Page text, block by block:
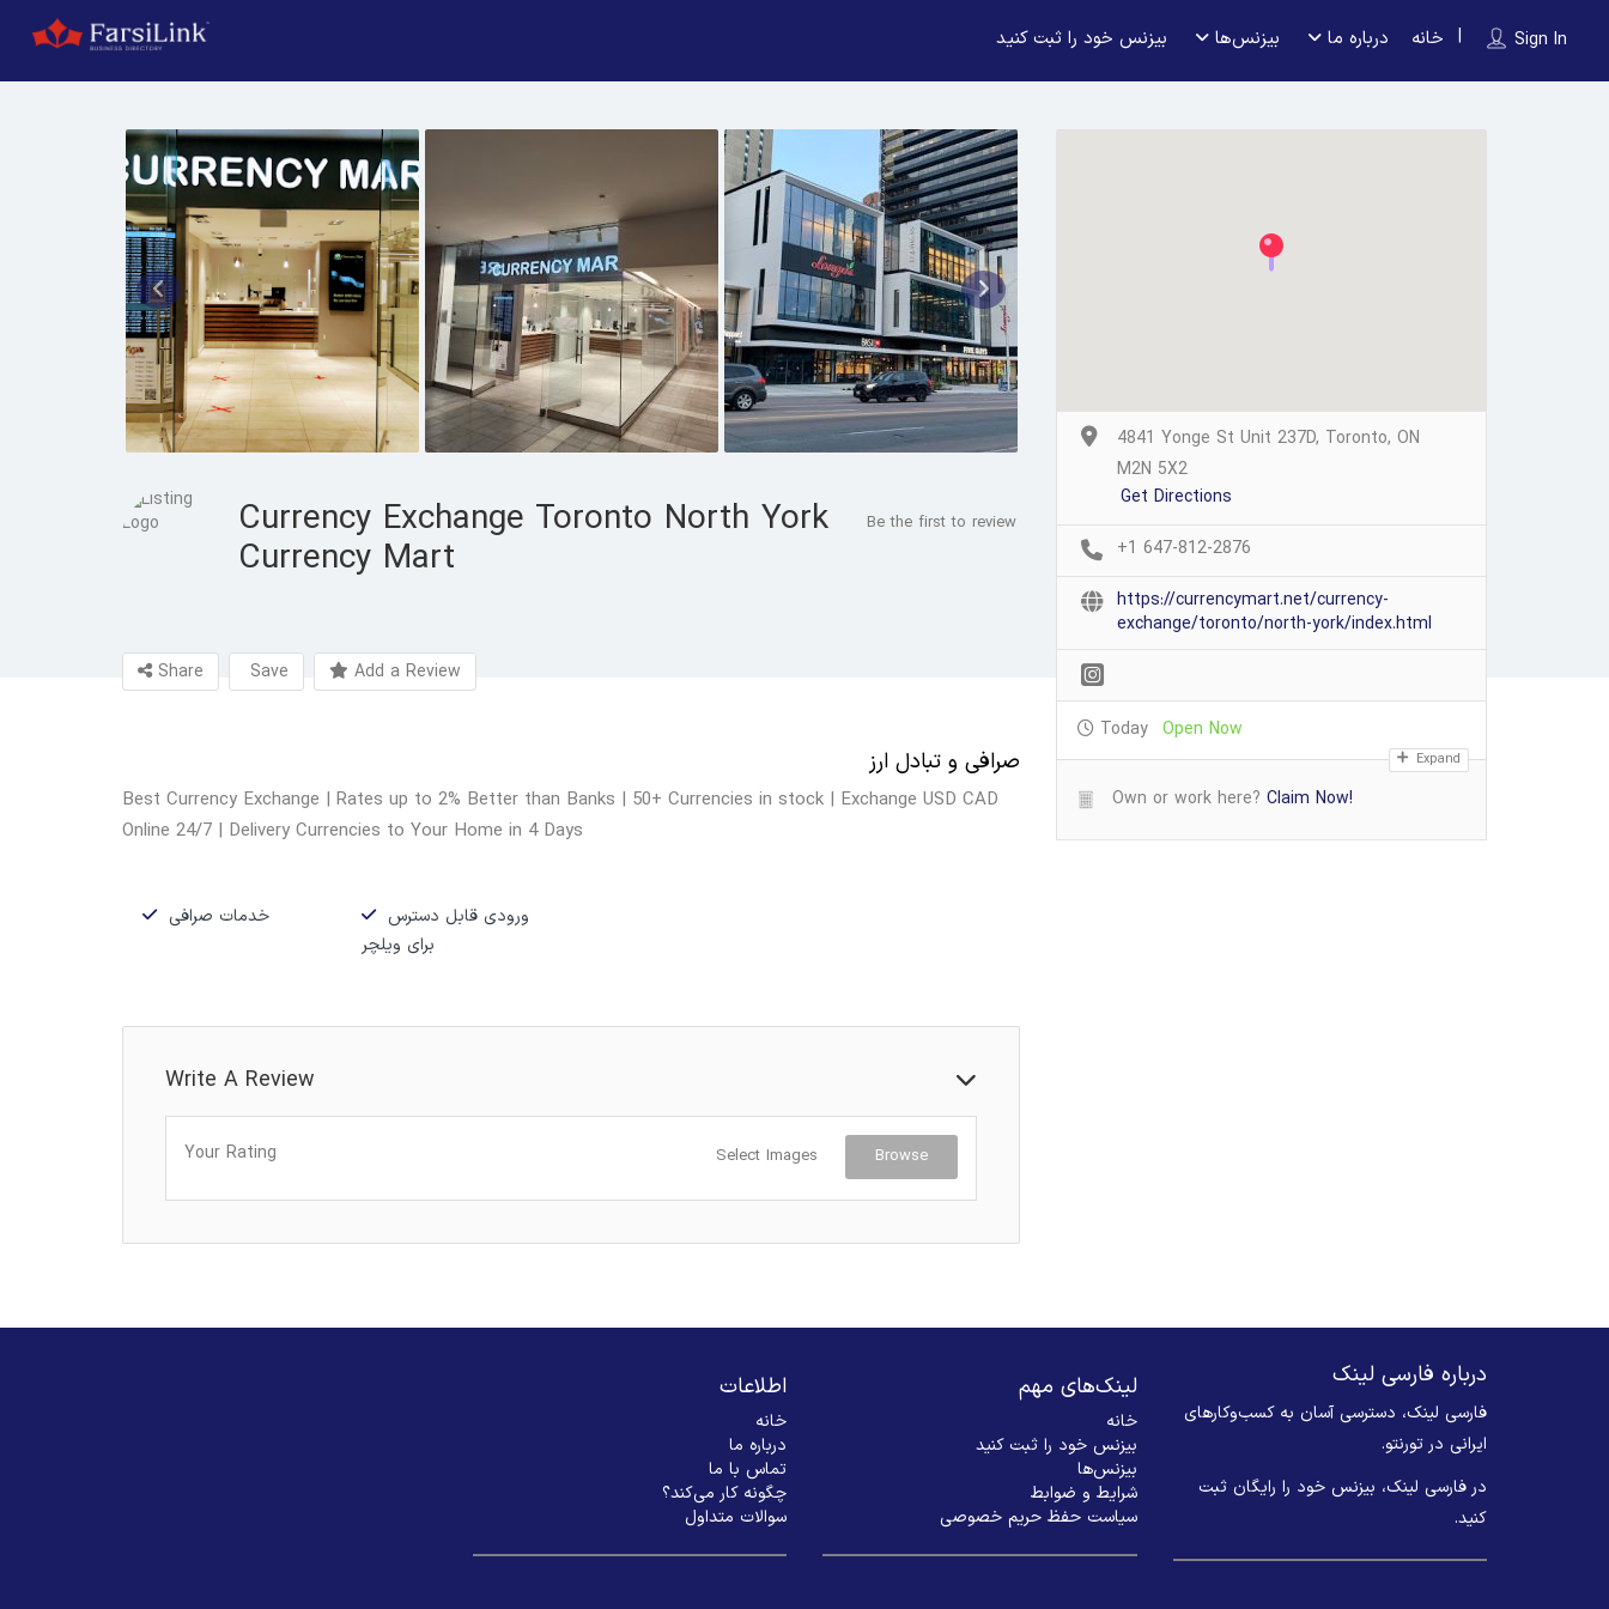
Sign In خانه درباره ما بیزنس‌ها بیزنس خود را ثبت کنید
Currency Exchange Toronto North York
Currency Mart
Be the first to review
Share Save Add a Review
صرافی و تبادل ارز
Best Currency Exchange | Rates up to 2% Better than Banks | 50+ Currencies in stock | Exchange USD CAD
Online 24/7 | Delivery Currencies to Your Home in 4 Days
خدمات صرافی
ورودی قابل دسترس
برای ویلچر
Write A Review
Your Rating Select Images Browse
4841 Yonge St Unit 237D, Toronto, ON
M2N 5X2
Get Directions
+1 647-812-2876
https://currencymart.net/currency-
exchange/toronto/north-york/index.html
Today Open Now
Expand
Own or work here? Claim Now!
اطلاعات
خانه
درباره ما
تماس با ما
چگونه کار می‌کند؟
سوالات متداول
لینک‌های مهم
خانه
بیزنس خود را ثبت کنید
بیزنس‌ها
شرایط و ضوابط
سیاست حفظ حریم خصوصی
درباره فارسی لینک
فارسی لینک، دسترسی آسان به کسب‌وکارهای
ایرانی در تورنتو.
در فارسی لینک، بیزنس خود را رایگان ثبت
کنید. ​